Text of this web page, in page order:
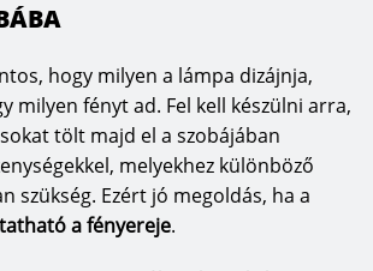
hogy milyen a lámpa dizájnja,
milyen fényt ad. Fel kell készülni arra,
tölt majd el a szobájában
melyekhez különböző
szükség. Ezért jó megoldás, ha a
a fényereje.